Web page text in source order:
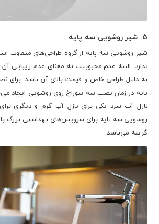
5. شیر روشویی سه پایه
شیر روشویی سه پایه از گروه طراحی‌های متفاوت
ندارد. البته عدم محبوبیت به معنای عدم زیبایی
به دلیل طراحی خاص و قیمت بالای آن باشد.
پایه در زمان نصب سه سوراخ روی روشویی ایجاد
نازل آب سرد یکی برای نازل آب گرم و دیگری
روشویی سه پایه برای سرویس‌های بهداشتی بزرگ
گزینه می‌باشد.